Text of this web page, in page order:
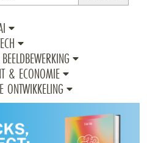
& ECONOMIE
ONTWIKKELING